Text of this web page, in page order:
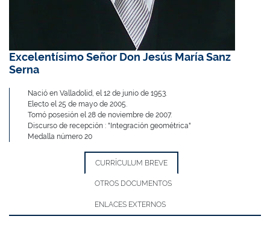
Excelentísimo Señor Don Jesús María Sanz
Serna
Nació en Valladolid, el 12 de junio de 1953.
Electo el 25 de mayo de 2005.
Tomó posesión el 28 de noviembre de 2007.
Discurso de recepción : "Integración geométrica"
Medalla número 20
CURRÍCULUM BREVE
OTROS DOCUMENTOS
ENLACES EXTERNOS